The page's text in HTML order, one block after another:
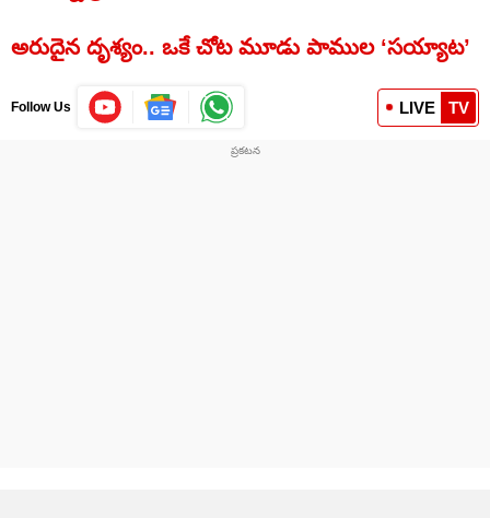
అరుదైన దృశ్యం.. ఒకే చోట మూడు పాముల ‘సయ్యాట’
Follow Us LIVE TV